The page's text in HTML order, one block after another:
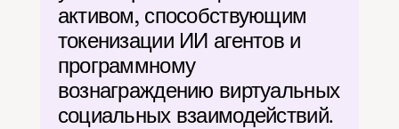
активом, способствующим
токенизации ИИ агентов и
программному
вознаграждению виртуальных
социальных взаимодействий.